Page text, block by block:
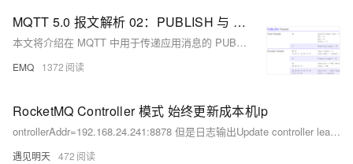
MQTT 5.0 报文解析 02：PUBLISH 与 PUBACK
本文将介绍在 MQTT 中用于传递应用消息的 PUBLISH 报文以及它的响应报文。不管是客户端向服务端发布消息，还是服务端向订阅端转发消息，都需要使用 PUBLISH 报文。决定消息流向的主题、消息的实际内容和 QoS 等级，都包含在 PUBLISH 报文中。
EMQ 1372
RocketMQ Controller 模式 始终更新成本机ip
ontrollerAddr=192.168.24.241:8878 但是日志输出Update controller leader address to 127.0.0.1:8878。导致访问失败
遇见明天 472